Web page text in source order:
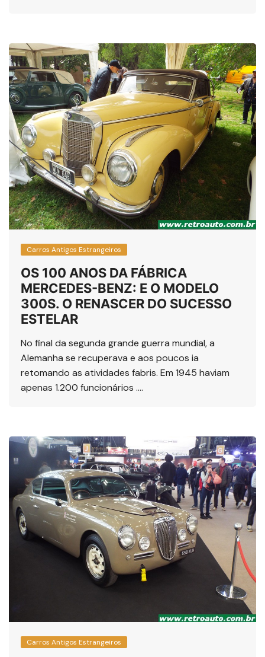
Carros Antigos Estrangeiros
OS 100 ANOS DA FÁBRICA
MERCEDES-BENZ: E O MODELO
300S. O RENASCER DO SUCESSO
ESTELAR
No final da segunda grande guerra mundial, a
Alemanha se recuperava e aos poucos ia
retomando as atividades fabris. Em 1945 haviam
apenas 1.200 funcionários ….
Carros Antigos Estrangeiros